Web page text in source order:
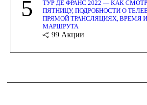
5
ТУР ДЕ ФРАНС 2022 — КАК
ПЯТНИЦУ, ПОДРОБНОСТИ О
ПРЯМОЙ ТРАНСЛЯЦИЯХ, ВРЕМЯ
МАРШРУТА
99 Акции